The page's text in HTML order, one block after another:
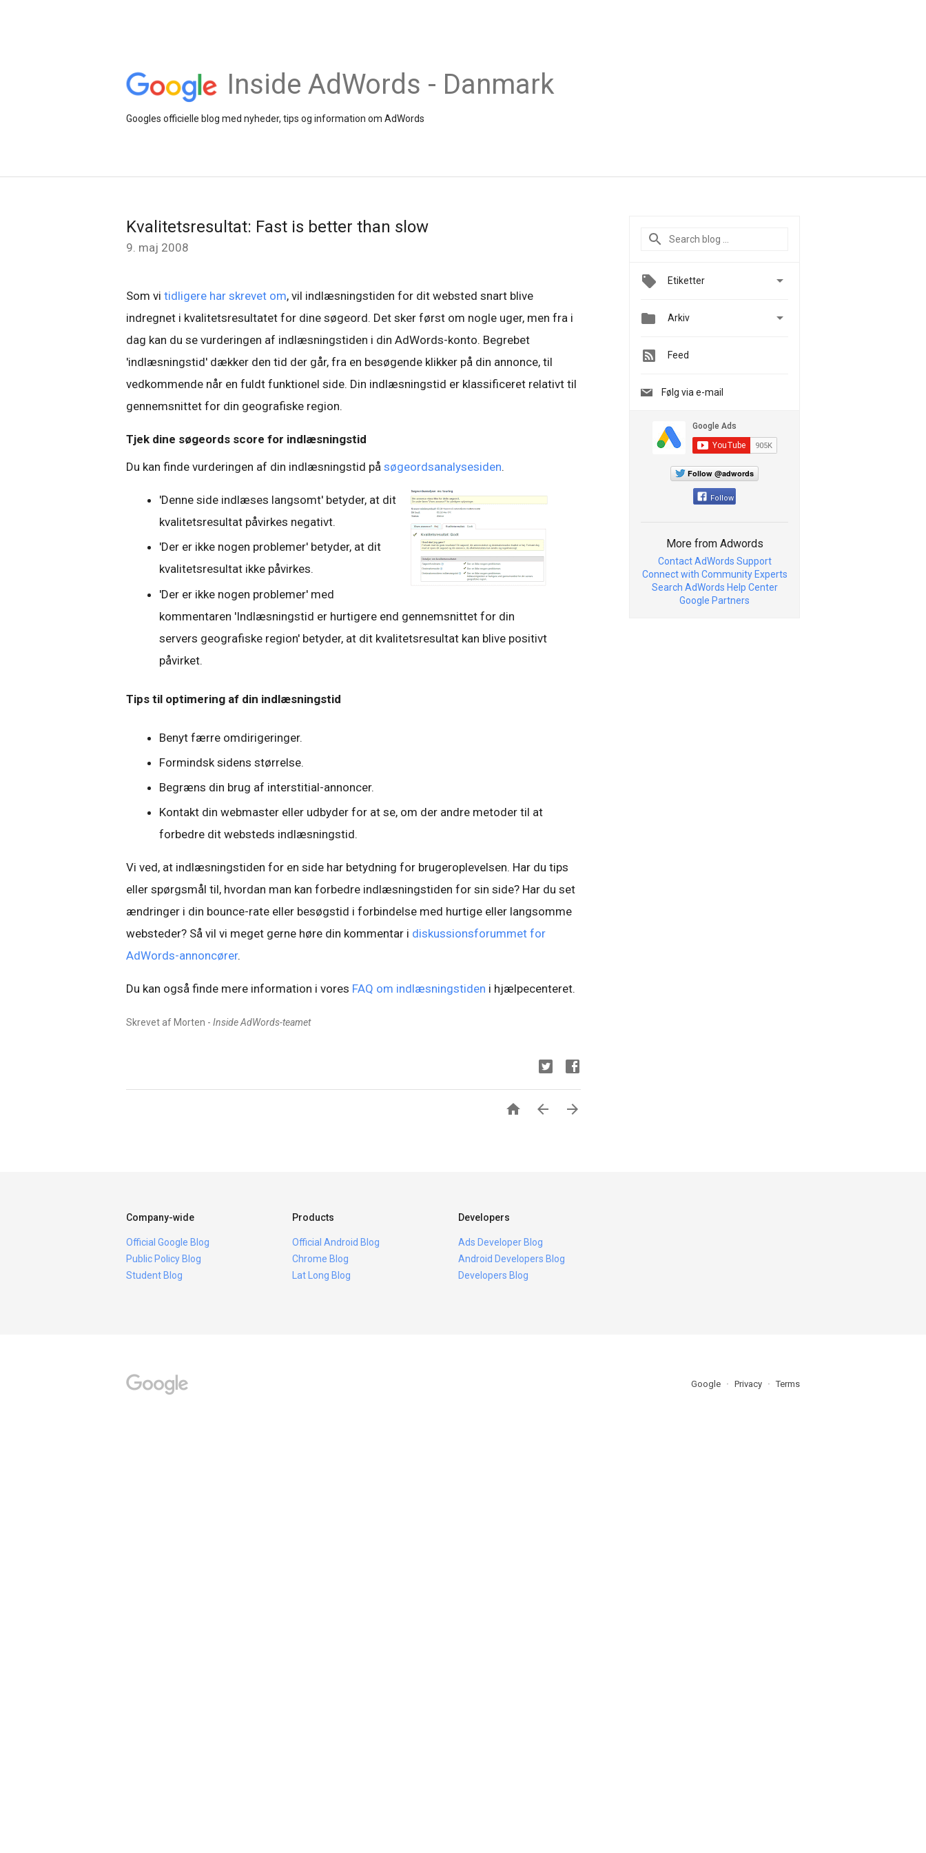
Inside AdWords - Danmark
Googles officielle blog med nyheder, tips og information om AdWords
Kvalitetsresultat: Fast is better than slow
9. maj 2008
Som vi tidligere har skrevet om, vil indlæsningstiden for dit websted snart blive
indregnet i kvalitetsresultatet for dine søgeord. Det sker først om nogle uger, men fra i
dag kan du se vurderingen af indlæsningstiden i din AdWords-konto. Begrebet
'indlæsningstid' dækker den tid der går, fra en besøgende klikker på din annonce, til
vedkommende når en fuldt funktionel side. Din indlæsningstid er klassificeret relativt til
gennemsnittet for din geografiske region.
Tjek dine søgeords score for indlæsningstid
Du kan finde vurderingen af din indlæsningstid på søgeordsanalysesiden.
'Denne side indlæses langsomt' betyder, at dit
kvalitetsresultat påvirkes negativt.
'Der er ikke nogen problemer' betyder, at dit
kvalitetsresultat ikke påvirkes.
'Der er ikke nogen problemer' med
kommentaren 'Indlæsningstid er hurtigere end gennemsnittet for din
servers geografiske region' betyder, at dit kvalitetsresultat kan blive positivt
påvirket.
Tips til optimering af din indlæsningstid
Benyt færre omdirigeringer.
Formindsk sidens størrelse.
Begræns din brug af interstitial-annoncer.
Kontakt din webmaster eller udbyder for at se, om der andre metoder til at
forbedre dit websteds indlæsningstid.
Vi ved, at indlæsningstiden for en side har betydning for brugeroplevelsen. Har du tips
eller spørgsmål til, hvordan man kan forbedre indlæsningstiden for sin side? Har du set
ændringer i din bounce-rate eller besøgstid i forbindelse med hurtige eller langsomme
websteder? Så vil vi meget gerne høre din kommentar i diskussionsforummet for
AdWords-annoncører.
Du kan også finde mere information i vores FAQ om indlæsningstiden i hjælpecenteret.
Skrevet af Morten - Inside AdWords-teamet
  
Etiketter 
 Arkiv 
Feed
Følg via e-mail
Follow @adwords
Follow
More from Adwords
Contact AdWords Support
Connect with Community Experts
Search AdWords Help Center
Google Partners
Company-wide
Official Google Blog
Public Policy Blog
Student Blog
Products
Official Android Blog
Chrome Blog
Lat Long Blog
Developers
Ads Developer Blog
Android Developers Blog
Developers Blog
Google Privacy Terms